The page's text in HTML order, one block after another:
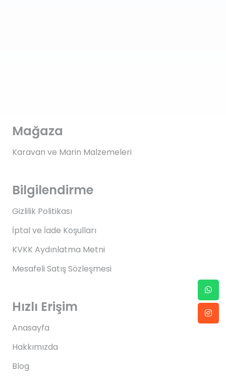
Mağaza
Karavan ve Marin Malzemeleri
Bilgilendirme
Gizlilik Politikası
İptal ve İade Koşulları
KVKK Aydınlatma Metni
Mesafeli Satış Sözleşmesi
Hızlı Erişim
Anasayfa
Hakkımızda
Blog